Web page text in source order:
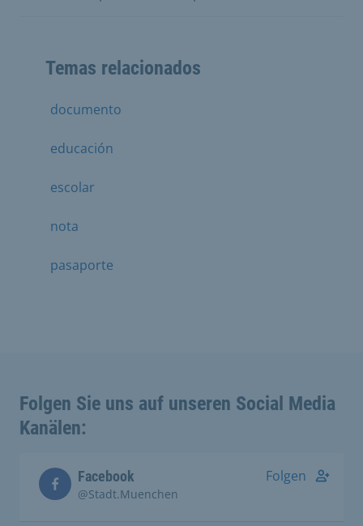
Temas relacionados
documento
educación
escolar
nota
pasaporte
Folgen Sie uns auf unseren Social Media
Kanälen:
Facebook
@Stadt.Muenchen
Folgen